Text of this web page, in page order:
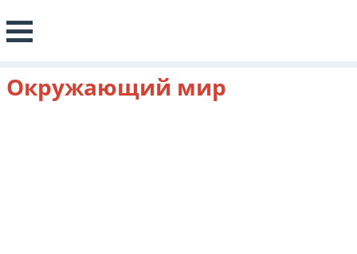
Окружающий мир